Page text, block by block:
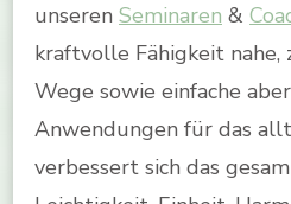
unseren Seminaren &
kraftvolle Fähigkeit nahe,
Wege sowie einfache
Anwendungen für das
verbessert sich das